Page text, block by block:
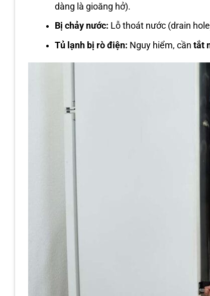
dàng là gioăng hở).
Bị chảy nước: Lỗ thoát nước (drain
Tủ lạnh bị rò điện: Nguy hiểm, cầntắt